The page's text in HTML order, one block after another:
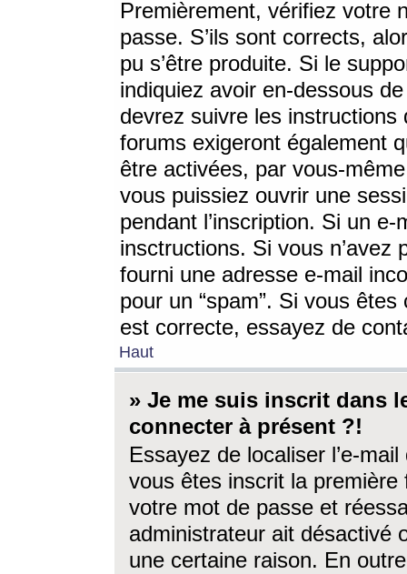
Premièrement, vérifiez votre
passe. S’ils sont corrects,
pu s’être produite. Si le
indiquiez avoir en-dessous
devrez suivre les
forums exigeront également
être activées, par vous-
vous puissiez ouvrir une
pendant l’inscription. Si un
insctructions. Si vous n’avez
fourni une adresse e-mail
pour un “spam”. Si vous
est correcte, essayez de
Haut
» Je me suis inscrit dans
connecter à présent ?!
Essayez de localiser l’e-
vous êtes inscrit la première
votre mot de passe et
administrateur ait désactivé
une certaine raison. En